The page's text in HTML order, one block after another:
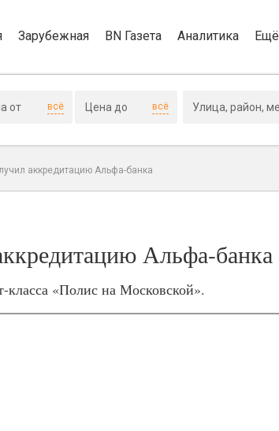
Зарубежная BN Газета Аналитика Ещё
всё всё
аккредитацию Альфа-банка
Альфа-банка
«Полис на Московской».